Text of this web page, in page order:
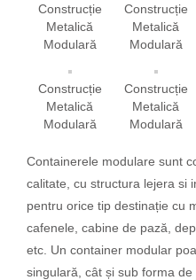
Construcție
Metalică
Modulară
Construcție
Metalică
Modulară
Construcție
Metalică
Modulară
Construcție
Metalică
Modulară
Containerele modulare sunt
calitate, cu structura lejera si
pentru orice tip destinație cu
cafenele, cabine de pază,
etc. Un container modular
singulară, cât și sub forma